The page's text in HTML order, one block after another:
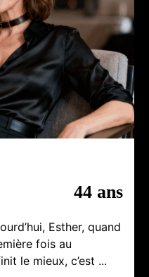
44 ans
Esther, quand
fois au
le mieux, c’est ...